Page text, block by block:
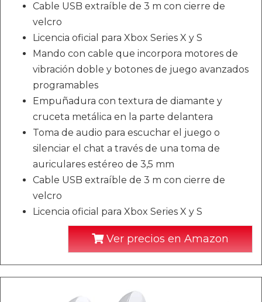
Cable USB extraíble de 3 m con cierre de
velcro
Licencia oficial para Xbox Series X y S
Mando con cable que incorpora motores de
vibración doble y botones de juego avanzados
programables
Empuñadura con textura de diamante y
cruceta metálica en la parte delantera
Toma de audio para escuchar el juego o
silenciar el chat a través de una toma de
auriculares estéreo de 3,5 mm
Cable USB extraíble de 3 m con cierre de
velcro
Licencia oficial para Xbox Series X y S
Ver precios en Amazon